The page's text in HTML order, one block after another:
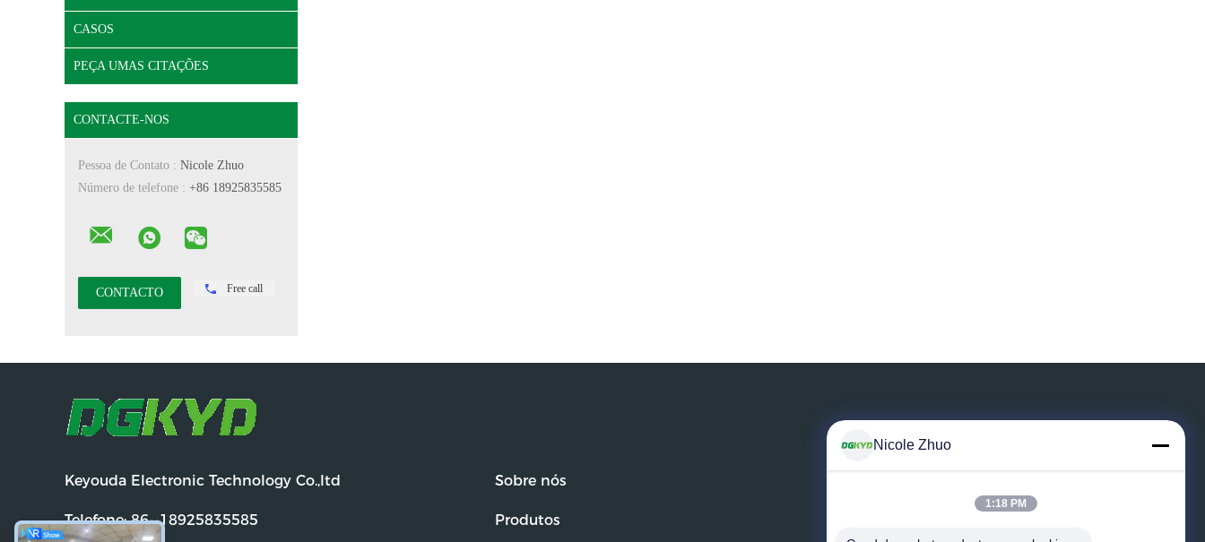
CASOS
PEÇA UMAS CITAÇÕES
CONTACTE-NOS
Pessoa de Contato : Nicole Zhuo
Número de telefone : +86 18925835585
Free call
Keyouda Electronic Technology Co.,ltd
Telefone:86--18925835585
Sobre nós
Produtos
Nicole Zhuo
1:18 PM